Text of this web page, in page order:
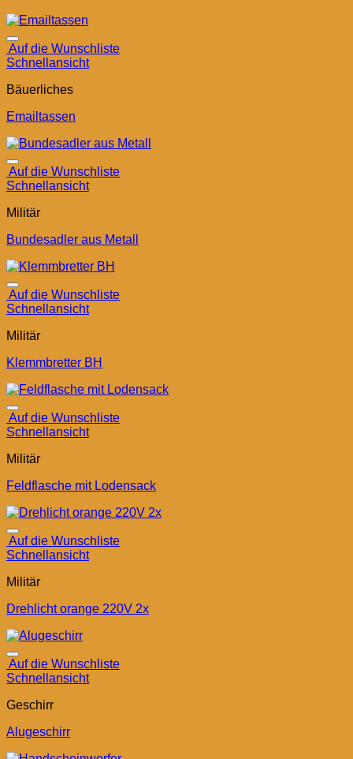
Auf die Wunschliste
Schnellansicht
Bäuerliches
Emailtassen
Auf die Wunschliste
Schnellansicht
Militär
Bundesadler aus Metall
Auf die Wunschliste
Schnellansicht
Militär
Klemmbretter BH
Auf die Wunschliste
Schnellansicht
Militär
Feldflasche mit Lodensack
Auf die Wunschliste
Schnellansicht
Militär
Drehlicht orange 220V 2x
Auf die Wunschliste
Schnellansicht
Geschirr
Alugeschirr